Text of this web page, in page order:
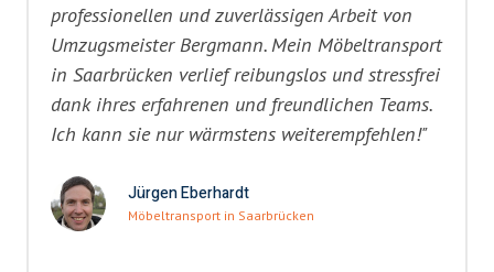
professionellen und zuverlässigen Arbeit von
Umzugsmeister Bergmann. Mein Möbeltransport
in Saarbrücken verlief reibungslos und stressfrei
dank ihres erfahrenen und freundlichen Teams.
Ich kann sie nur wärmstens weiterempfehlen!"
Jürgen Eberhardt
Möbeltransport in Saarbrücken